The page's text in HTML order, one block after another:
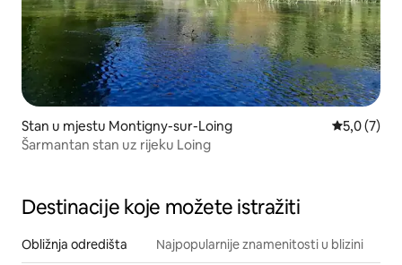
Stan u mjestu Montigny-sur-Loing Prosječna
5,0 (7)
Šarmantan stan uz rijeku Loing
Destinacije koje možete istražiti
Obližnja odredišta Najpopularnije znamenitosti u blizini